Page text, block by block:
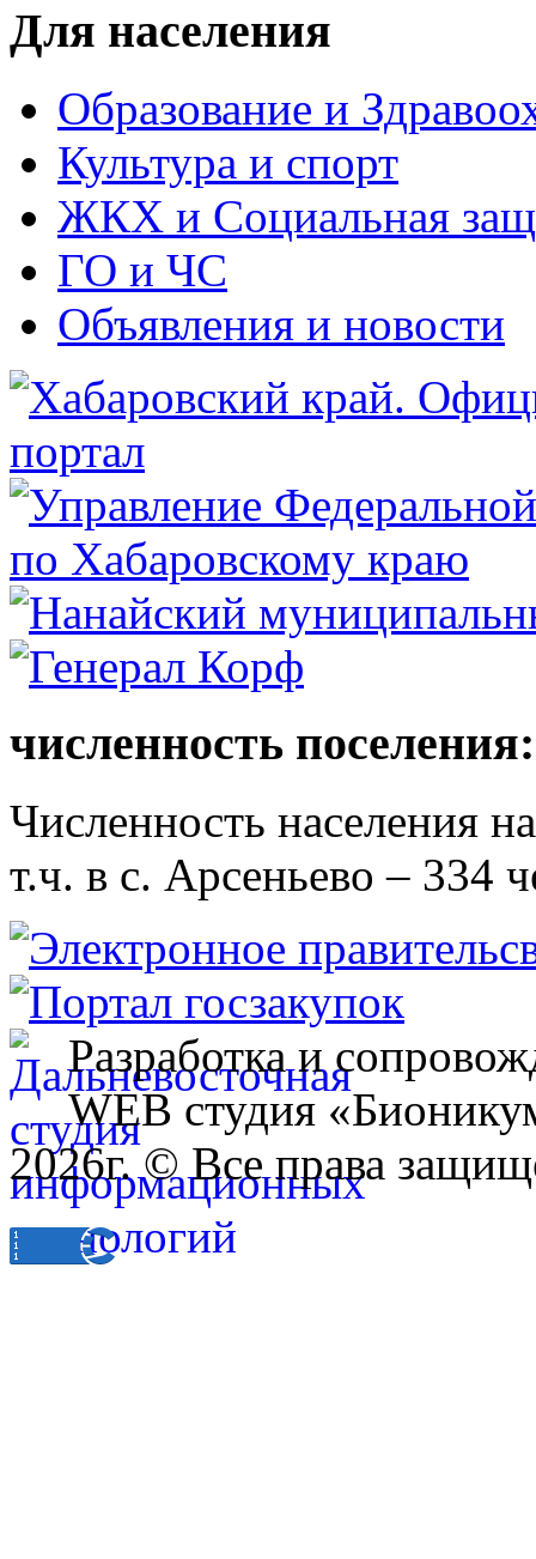
Для населения
Образование и
Культура и спорт
ЖКХ и Социальная
ГО и ЧС
Объявления и новости
численность поселения:
Численность населения
т.ч. в с. Арсеньево – 334
Разработка и
WEB студия
2026г. © Все права